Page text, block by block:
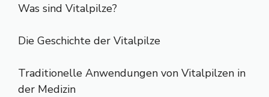
Was sind Vitalpilze?
Die Geschichte der Vitalpilze
Traditionelle Anwendungen von Vitalpilzen in
der Medizin